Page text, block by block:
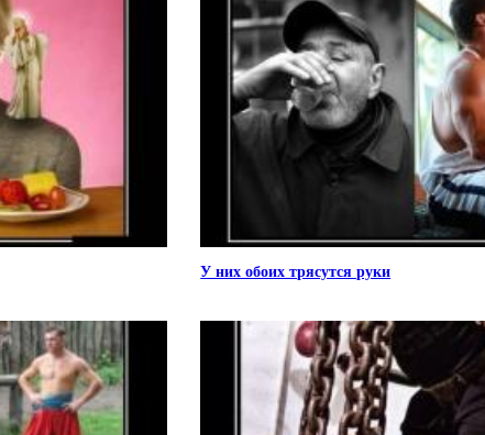
У них обоих трясутся руки